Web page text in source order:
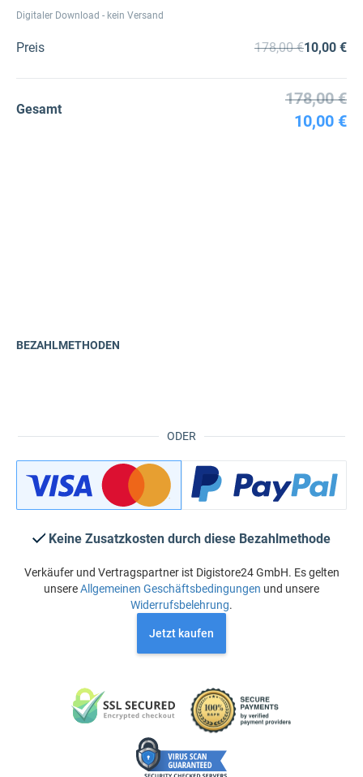
Digitaler Download - kein Versand
Preis 178,00 €10,00 €
Gesamt
178,00 €
10,00 €
ODER
BEZAHLMETHODEN
Keine Zusatzkosten durch diese Bezahlmethode
Verkäufer und Vertragspartner ist Digistore24 GmbH. Es gelten
unsereAllgemeinen Geschäftsbedingungen und unsere
Widerrufsbelehrung.
Jetzt kaufen